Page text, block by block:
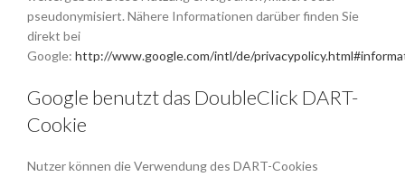
pseudonymisiert. Nähere Informationen darüber finden Sie
direkt bei
Google: http://www.google.com/intl/de/
Google benutzt das DoubleClick DART-
Cookie
Nutzer können die Verwendung des DART-Cookies